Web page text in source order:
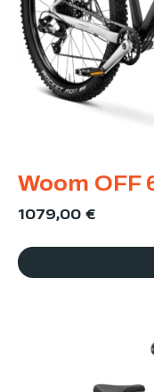
Woom OFF
1079,00€